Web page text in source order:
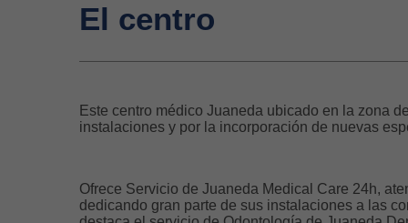
El centro
Este centro médico Juaneda ubicado en la zona
instalaciones y por la incorporación de nuevas
Ofrece Servicio de Juaneda Medical Care 24h,
dedicando gran parte de sus instalaciones a las